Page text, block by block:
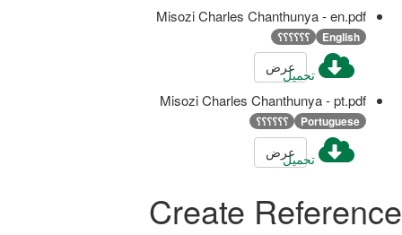
Misozi Charles Chanthunya - en.pdf
English ؟؟؟؟؟؟
تحميلعرض
Misozi Charles Chanthunya - pt.pdf
Portuguese ؟؟؟؟؟؟
تحميلعرض
Create Reference